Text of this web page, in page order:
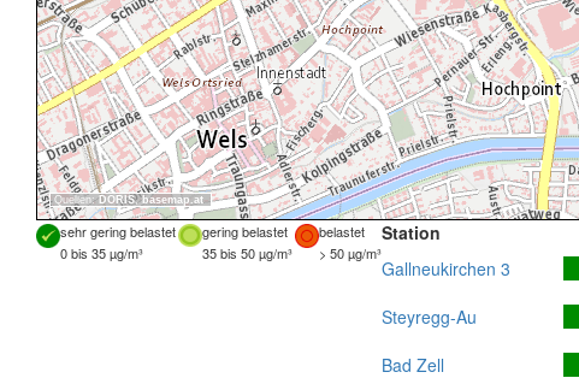
Quellen: DORIS, basemap.at
sehr gering belastet gering belastet
belastet
0 bis 35 µg/m³
35 bis 50 µg/m³ > 50 µg/m³
Station
Gallneukirchen 3
Steyregg-Au
Bad Zell